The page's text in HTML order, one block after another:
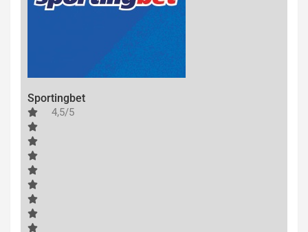
Sportingbet
4,5/5